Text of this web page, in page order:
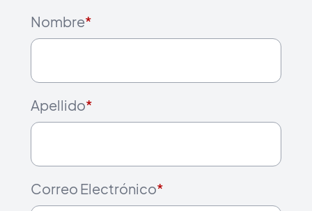
Nombre*
Apellido*
Correo Electrónico*